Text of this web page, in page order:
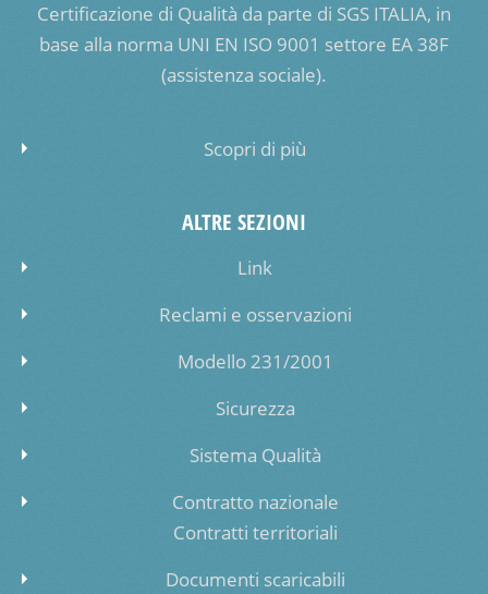
Certificazione di Qualità da parte di SGS ITALIA, in
base alla norma UNI EN ISO 9001 settore EA 38F
(assistenza sociale).
Scopri di più
ALTRE SEZIONI
Link
Reclami e osservazioni
Modello 231/2001
Sicurezza
Sistema Qualità
Contratto nazionale
Contratti territoriali
Documenti scaricabili